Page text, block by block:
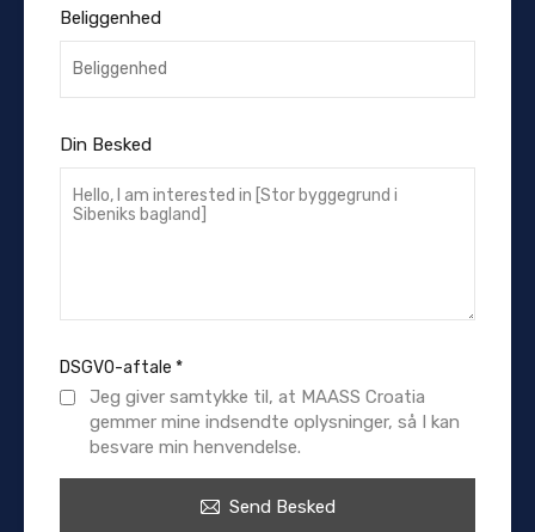
Beliggenhed
Din Besked
DSGVO-aftale *
Jeg giver samtykke til, at MAASS Croatia
gemmer mine indsendte oplysninger, så I kan
besvare min henvendelse.
Send Besked